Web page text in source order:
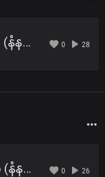
09 - ၁၇-၄-၁၉၉၃ (နံနက်) သုညတဆိုက်အောင် ရှုပါတရား 0 28
07 - ၁၆-၄-၁၉၉၃ (နံနက်) ၆၂-ပါးသော မိစ္ဆာဒိဋ္ဌိများ တရား 0 26